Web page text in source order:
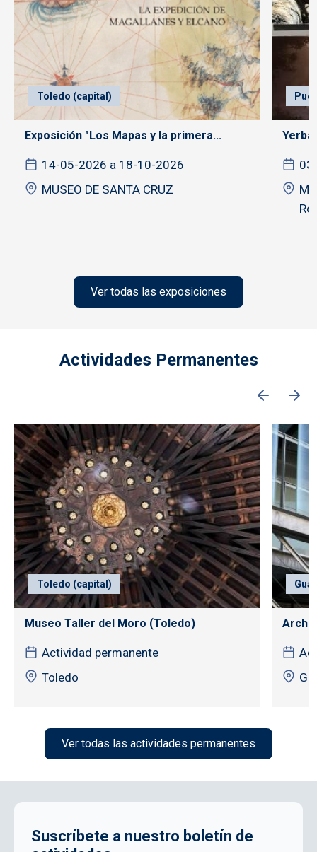
Toledo (capital)
Exposición "Los Mapas y la primera...
14-05-2026 a 18-10-2026
MUSEO DE SANTA CRUZ
Ver todas las exposiciones
Actividades Permanentes
Toledo (capital)
Museo Taller del Moro (Toledo)
Actividad permanente
Toledo
Ver todas las actividades permanentes
Suscríbete a nuestro boletín de